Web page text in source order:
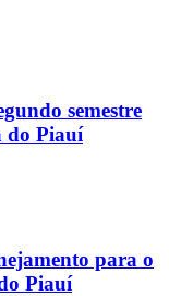
semestre
do Piauí
para o
Piauí